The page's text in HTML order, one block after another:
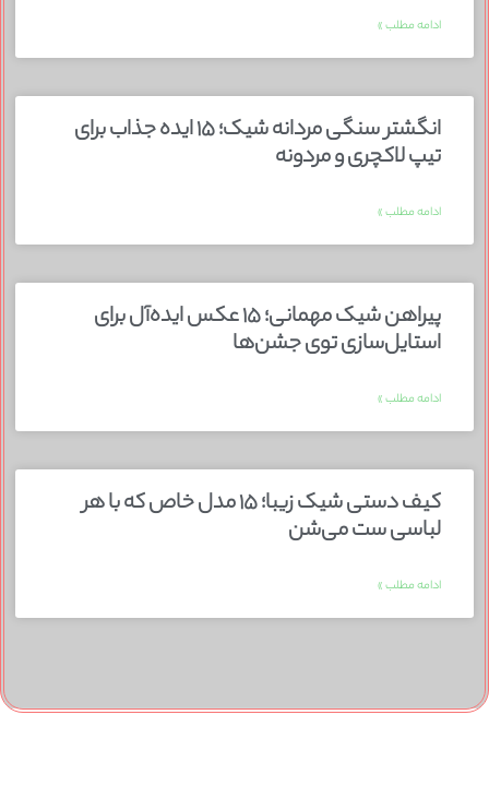
ادامه مطلب »
انگشتر سنگی مردانه شیک؛ ۱۵ ایده جذاب برای
تیپ لاکچری و مردونه
ادامه مطلب »
پیراهن شیک مهمانی؛ ۱۵ عکس ایده‌آل برای
استایل‌سازی توی جشن‌ها
ادامه مطلب »
کیف دستی شیک زیبا؛ ۱۵ مدل خاص که با هر
لباسی ست می‌شن
ادامه مطلب »